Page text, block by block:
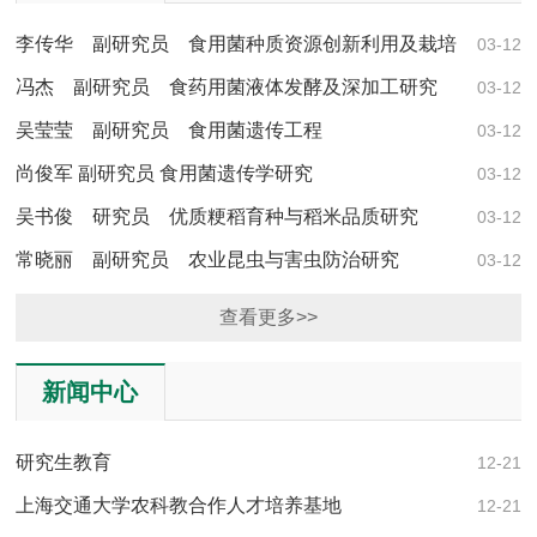
03-12
李传华 副研究员 食用菌种质资源创新利用及栽培
技术研究 03-12
冯杰 副研究员 食药用菌液体发酵及深加工研究
03-12
吴莹莹 副研究员 食用菌遗传工程
03-12
尚俊军 副研究员 食用菌遗传学研究
03-12
吴书俊 研究员 优质粳稻育种与稻米品质研究
03-12
常晓丽 副研究员 农业昆虫与害虫防治研究
查看更多>>
新闻中心
12-21
研究生教育
12-21
上海交通大学农科教合作人才培养基地